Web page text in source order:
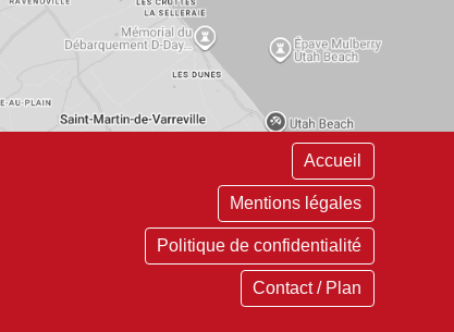
Accueil
Mentions légales
Politique de confidentialité
Contact / Plan